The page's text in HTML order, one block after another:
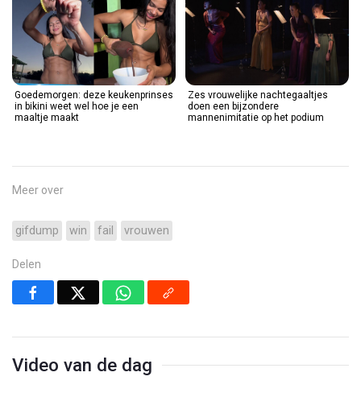
Goedemorgen: deze keukenprinses
in bikini weet wel hoe je een
maaltje maakt
Zes vrouwelijke nachtegaaltjes
doen een bijzondere
mannenimitatie op het podium
Meer over
gifdump win fail vrouwen
Delen
Video van de dag